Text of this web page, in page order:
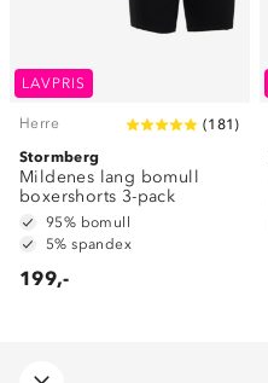
LAVPRIS
Herre (181 )
Stormberg
Mildenes lang bomull
boxershorts 3-pack
95% bomull
5% spandex
199,-